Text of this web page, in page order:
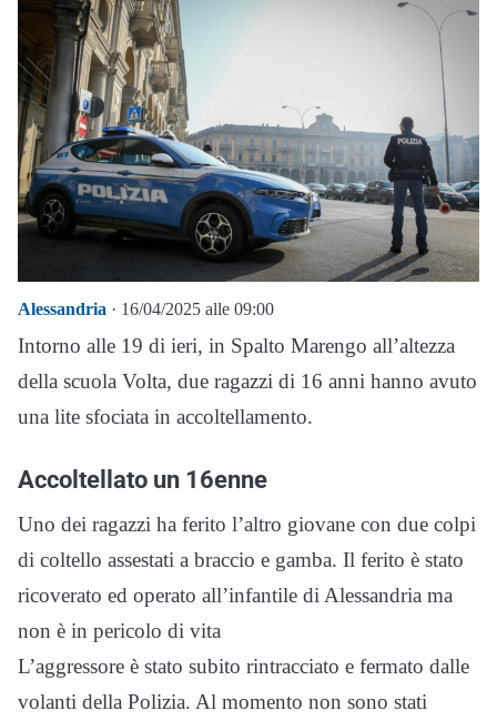
Alessandria · 16/04/2025 alle 09:00
Intorno alle 19 di ieri, in Spalto Marengo all’altezza
della scuola Volta, due ragazzi di 16 anni hanno avuto
una lite sfociata in accoltellamento.
Accoltellato un 16enne
Uno dei ragazzi ha ferito l’altro giovane con due colpi
di coltello assestati a braccio e gamba. Il ferito è stato
ricoverato ed operato all’infantile di Alessandria ma
non è in pericolo di vita
L’aggressore è stato subito rintracciato e fermato dalle
volanti della Polizia. Al momento non sono stati